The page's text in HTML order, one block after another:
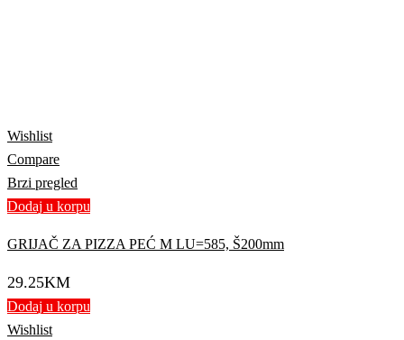
Wishlist
Compare
Brzi pregled
Dodaj u korpu
GRIJAČ ZA PIZZA PEĆ M LU=585, Š200mm
29.25KM
Dodaj u korpu
Wishlist